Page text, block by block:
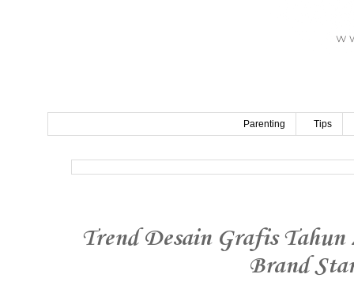
Parenting Tips
Trend Desain Grafis
Brand